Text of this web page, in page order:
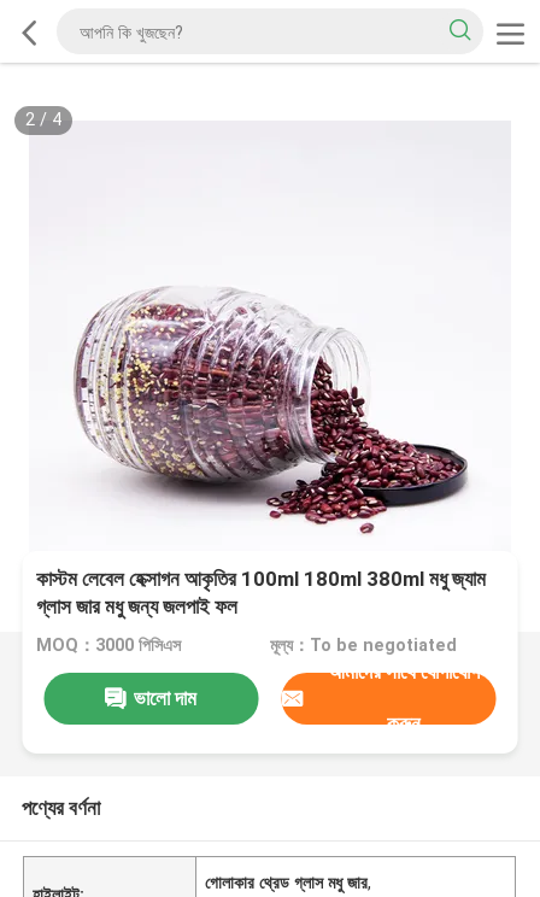
2/ 4
কাস্টম লেবেল হেক্সাগন আকৃতির 100ml 180ml 380ml মধু জ্যাম
গ্লাস জার মধু জন্য জলপাই ফল
MOQ：3000 পিসিএস মূল্য：To be negotiated
ভালো দাম
আমাদের সাথে যোগাযোগ
করুন
পণ্যের বর্ণনা
গোলাকার থ্রেড গ্লাস মধু জার,